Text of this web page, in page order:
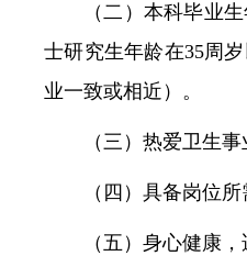
（二）本科毕业
士研究生年龄在35周
业一致或相近）。
（三）热爱卫生
（四）具备岗位
（五）身心健康